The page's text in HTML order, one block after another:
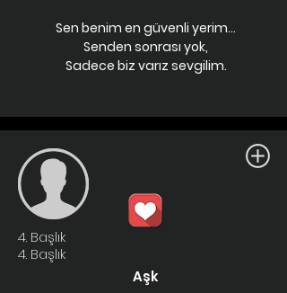
Sen benim en güvenli yerim...
Senden sonrası yok,
Sadece biz varız sevgilim.
4. Başlık
4. Başlık
Aşk